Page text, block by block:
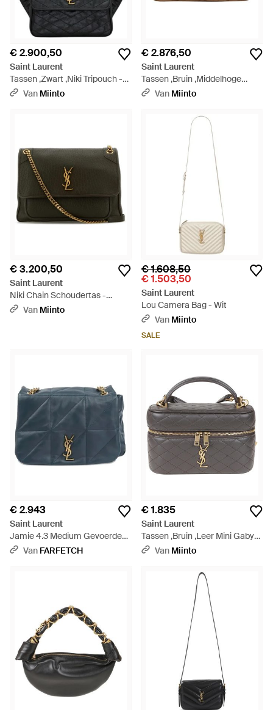
€ 2.900,50
Saint Laurent
Tassen ,Zwart ,Niki Tripouch -
Zwart
Van Miinto
€ 2.876,50
Saint Laurent
Tassen ,Bruin ,Middelhoge
Schoudertas - Bruin
Van Miinto
€ 3.200,50
Saint Laurent
Niki Chain Schoudertas -
Groen
Van Miinto
€ 1.608,50
€ 1.503,50
Saint Laurent
Lou Camera Bag - Wit
Van Miinto
SALE
€ 2.943
Saint Laurent
Jamie 4.3 Medium Gevoerde
Schoudertas - Blauw
Van FARFETCH
€ 1.835
Saint Laurent
Tassen ,Bruin ,Leer Mini Gaby
Vanity Bag - Grijs
Van Miinto